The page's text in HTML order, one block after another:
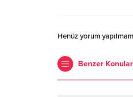
Henüz yorum
Benzer Konular